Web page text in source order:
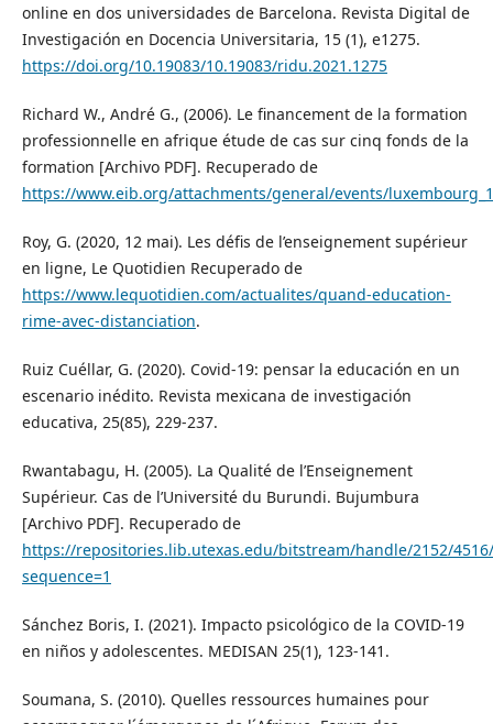
online en dos universidades de Barcelona. Revista Digital de
Investigación en Docencia Universitaria, 15 (1), e1275.
https://doi.org/10.19083/10.19083/ridu.2021.1275
Richard W., André G., (2006). Le financement de la formation
professionnelle en afrique étude de cas sur cinq fonds de la
formation [Archivo PDF]. Recuperado de
https://www.eib.org/attachments/general/events/
Roy, G. (2020, 12 mai). Les défis de l’enseignement supérieur
en ligne, Le Quotidien Recuperado de
https://www.lequotidien.com/actualites/quand-education-
rime-avec-distanciation.
Ruiz Cuéllar, G. (2020). Covid-19: pensar la educación en un
escenario inédito. Revista mexicana de investigación
educativa, 25(85), 229-237.
Rwantabagu, H. (2005). La Qualité de l’Enseignement
Supérieur. Cas de l’Université du Burundi. Bujumbura
[Archivo PDF]. Recuperado de
https://repositories.lib.utexas.edu/bitstream/handle/2152/
sequence=1
Sánchez Boris, I. (2021). Impacto psicológico de la COVID-19
en niños y adolescentes. MEDISAN 25(1), 123-141.
Soumana, S. (2010). Quelles ressources humaines pour